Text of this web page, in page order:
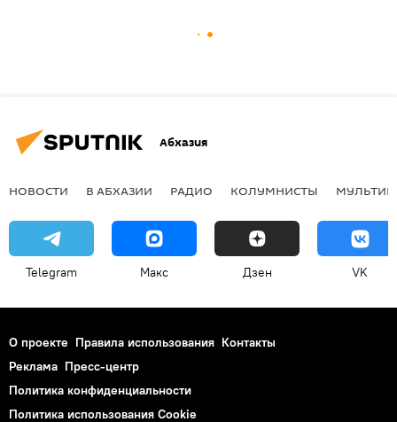
Абхазия
НОВОСТИ В АБХАЗИИ РАДИО КОЛУМНИСТЫ
Telegram Макс Дзен VK
О проекте Правила использования Контакты
Реклама Пресс-центр
Политика конфиденциальности
Политика использования Cookie